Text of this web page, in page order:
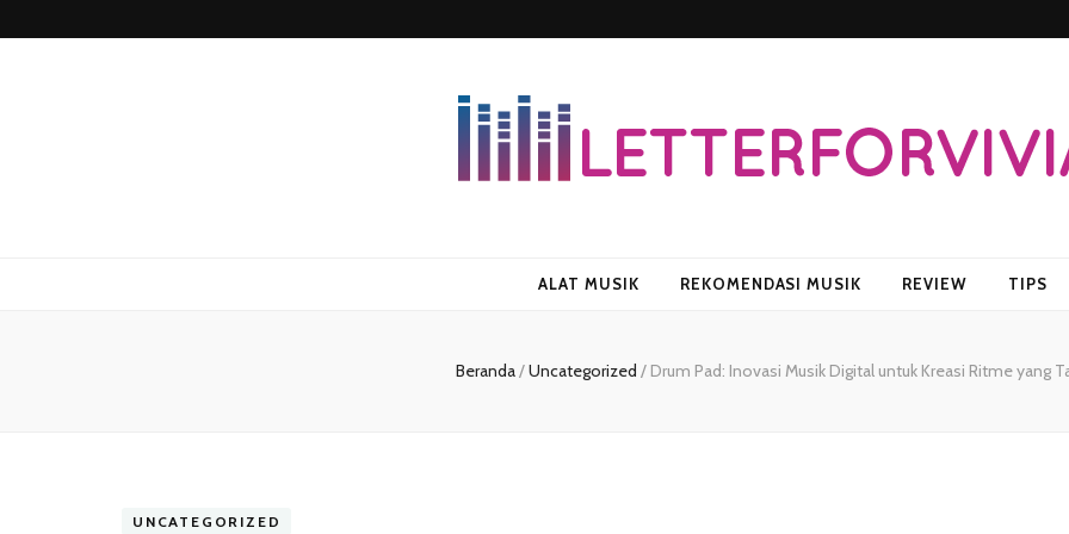
ALAT MUSIK REKOMENDASI MUSIK REVIEW TIPS
Beranda/Uncategorized / Drum Pad: Inovasi Musik Digital untuk Kreasi Ritme yang
UNCATEGORIZED